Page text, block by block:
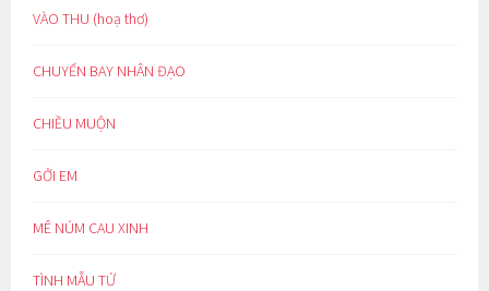
VÀO THU (hoạ thơ)
CHUYẾN BAY NHÂN ĐẠO
CHIỀU MUỘN
GỞI EM
MÊ NÚM CAU XINH
TÌNH MẪU TỬ